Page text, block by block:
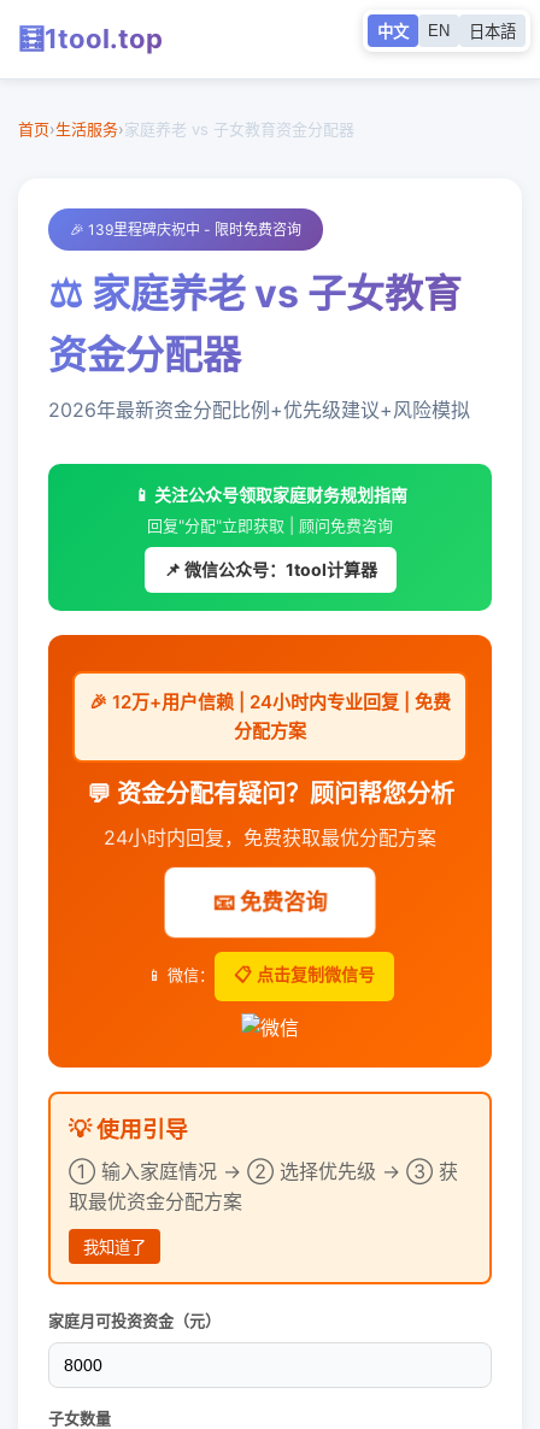
中文 EN 日本語
🧮1tool.top 首页 生活服务
首页›生活服务›家庭养老 vs 子女教育资金分配器
🎉 139里程碑庆祝中 - 限时免费咨询
⚖️ 家庭养老 vs 子女教育
资金分配器
2026年最新资金分配比例+优先级建议+风险模拟
📱 关注公众号领取家庭财务规划指南
回复"分配"立即获取 | 顾问免费咨询
📌 微信公众号：1tool计算器
🎉 12万+用户信赖 | 24小时内专业回复 | 免费
分配方案
💬 资金分配有疑问？顾问帮您分析
24小时内回复，免费获取最优分配方案
📧 免费咨询
📱 微信： 📋 点击复制微信号
💡 使用引导
① 输入家庭情况 → ② 选择优先级 → ③ 获
取最优资金分配方案
我知道了
家庭月可投资资金（元）
子女数量